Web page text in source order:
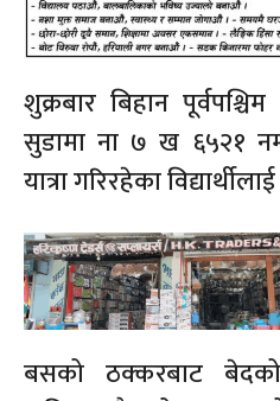
शुक्रबार बिहान
सुडामा ना ७ ख ६५२१
यात्रा गरिरहेका
बसको ठक्करबाट